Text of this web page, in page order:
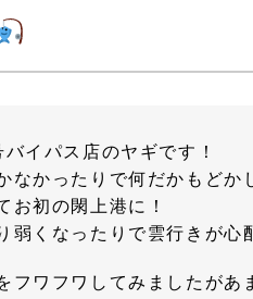
イパス店のヤギです！
なかったりで何だかもどか
お初の閖上港に！
弱くなったりで雲行きが心
フワフワしてみましたがあ